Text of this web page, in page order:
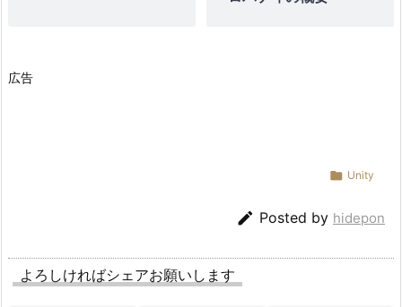
3:
ア
広告
 Unity
 Posted by hidepon
よろしければシェアお願いします